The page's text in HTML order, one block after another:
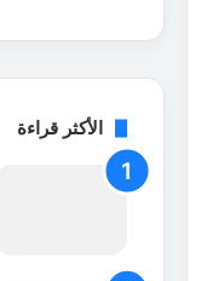
الأكثر قراءة